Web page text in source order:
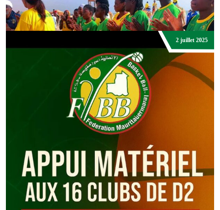
DJIBRIL ABDOUL DIOP
Basket Actu.
Participation de la FBBRIM à la Journée Olympique 2025
DJIBRIL ABDOUL DIOP
2 juillet 2025